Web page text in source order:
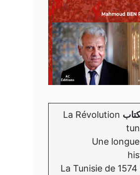
La Révolution
Une
La Tunisie de